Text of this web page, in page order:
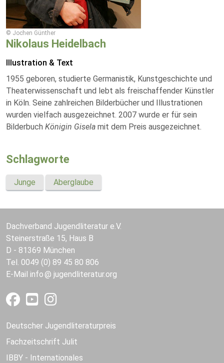
© Jochen Günther
Nikolaus Heidelbach
Illustration & Text
1955 geboren, studierte Germanistik, Kunstgeschichte und
Theaterwissenschaft und lebt als freischaffender Künstler
in Köln. Seine zahlreichen Bilderbücher und Illustrationen
wurden vielfach ausgezeichnet. 2007 wurde er für sein
Bilderbuch Königin Gisela mit dem Preis ausgezeichnet.
Schlagworte
Junge Aberglaube
Dachverband Jugendliteratur e.V.
Steinerstraße 15, Haus B
D - 81369 München
Tel. 0049 (0) 89 45 80 806
E-Mail info jugendliteratur.org
Deutscher Jugendliteraturpreis
Fachzeitschrift Julit
IBBY - Internationales